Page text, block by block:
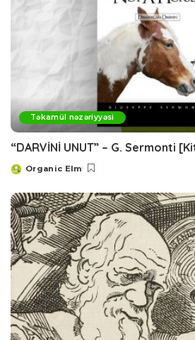
Təkamül nəzəriyyəsi
“DARVİNİ UNUT” – G. Sermonti
Posted
Organic Elm